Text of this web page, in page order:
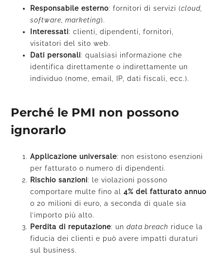
Responsabile esterno: fornitori di servizi (cloud,
software, marketing).
Interessati: clienti, dipendenti, fornitori,
visitatori del sito web.
Dati personali: qualsiasi informazione che
identifica direttamente o indirettamente un
individuo (nome, email, IP, dati fiscali, ecc.).
Perché le PMI non possono
ignorarlo
Applicazione universale: non esistono esenzioni
per fatturato o numero di dipendenti.
Rischio sanzioni: le violazioni possono
comportare multe fino al4% del fatturato annuo
o 20 milioni di euro, a seconda di quale sia
l’importo più alto.
Perdita di reputazione: undata breach riduce la
fiducia dei clienti e può avere impatti duraturi
sul business.